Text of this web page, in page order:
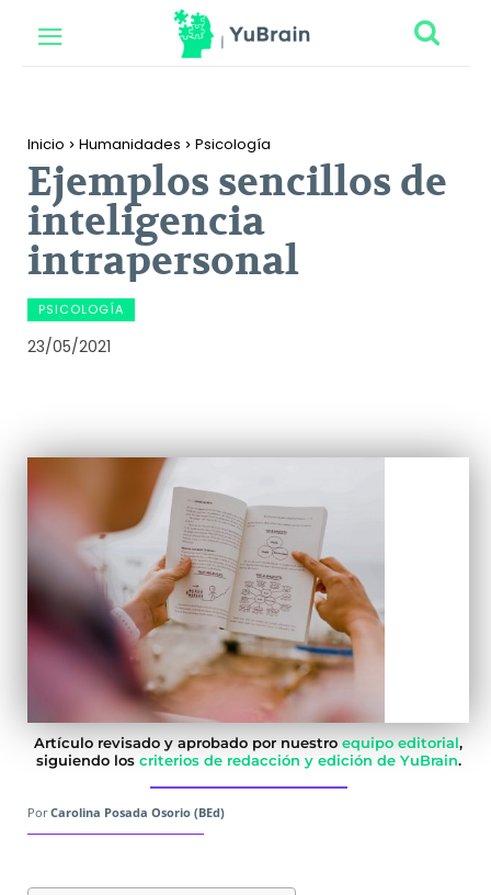
Inicio Humanidades Psicología
Ejemplos sencillos de
inteligencia
intrapersonal
PSICOLOGÍA
23/05/2021
Artículo revisado y aprobado por nuestro equipo editorial,
siguiendo los criterios de redacción y edición de YuBrain.
Por Carolina Posada Osorio (BEd)